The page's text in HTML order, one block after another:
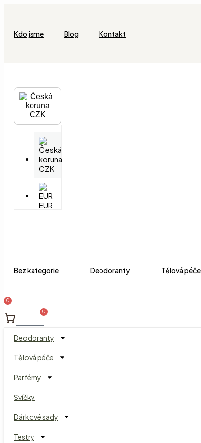
Kdo jsme Blog Kontakt
CZK
CZK
EUR
Bez kategorie Deodoranty Tělová péče
0
Cart
Deodoranty
Tělová péče
Parfémy
Svíčky
Dárkové sady
Testry